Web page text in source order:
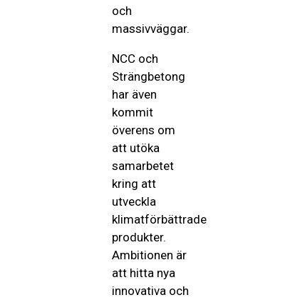
och
massivväggar.
NCC och
Strängbetong
har även
kommit
överens om
att utöka
samarbetet
kring att
utveckla
klimatförbättrade
produkter.
Ambitionen är
att hitta nya
innovativa och